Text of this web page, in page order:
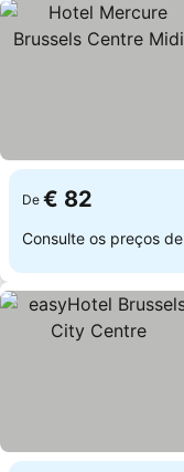
De € 82
Consulte os preços de